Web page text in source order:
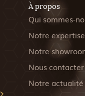
À propos
Qui sommes-
Notre expertise
Notre
Nous contacter
Notre actualité